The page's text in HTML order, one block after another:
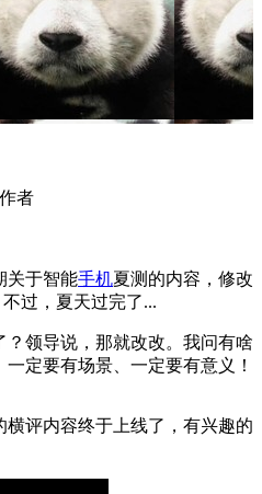
者
关于智能手机夏测的内容，修改
过，夏天过完了...
领导说，那就改改。我问有啥
定要有场景、一定要有意义！
评内容终于上线了，有兴趣的